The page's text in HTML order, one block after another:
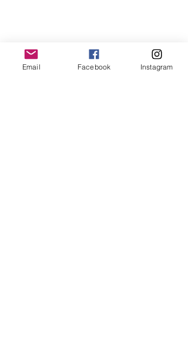
Email Facebook Instagram